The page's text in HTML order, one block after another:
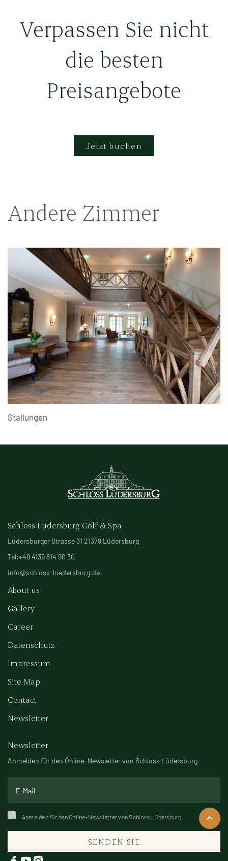
Verpassen Sie nicht
die besten
Preisangebote
Jetzt buchen
Andere Zimmer
Stallungen
Schloss Lüdersburg Golf & Spa
Lüdersburger Strasse 31 21379 Lüdersburg
Tel:+49 4139 814 90 30
info@schloss-luedersburg.de
About us
Gallery
Career
Datenschutz
Impressum
Site Map
Contact
Newsletter
Newsletter
Anmelden für den Online-Newsletter von Schloss Lüdersburg
Anmelden für den Online-Newsletter von Schloss Lüdersburg
SENDEN SIE